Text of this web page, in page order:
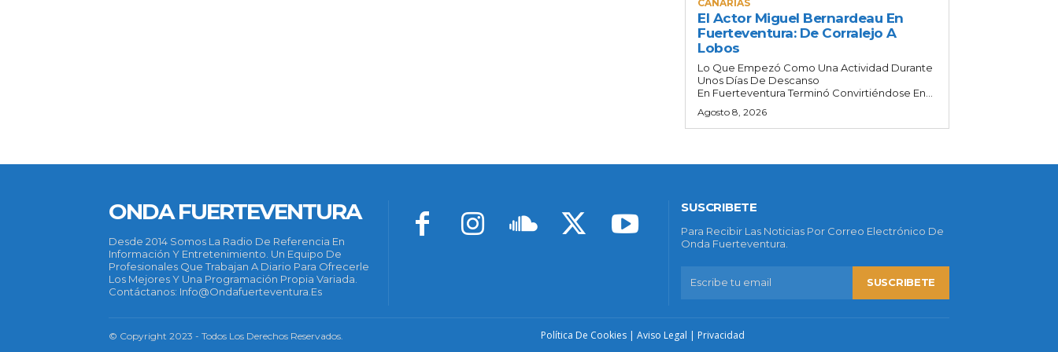
CANARIAS
El Actor Miguel Bernardeau En
Fuerteventura: De Corralejo A
Lobos
Lo Que Empezó Como Una Actividad Durante
Unos Días De Descanso
En Fuerteventura Terminó Convirtiéndose En...
Agosto 8, 2026
ONDA FUERTEVENTURA
Desde 2014 Somos La Radio De Referencia En
Información Y Entretenimiento. Un Equipo De
Profesionales Que Trabajan A Diario Para Ofrecerle
Los Mejores Y Una Programación Propia Variada.
Contáctanos: Info@ondafuerteventura.es
SUSCRIBETE
Para Recibir Las Noticias Por Correo Electrónico De
Onda Fuerteventura.
SUSCRIBETE
© Copyright 2023 - Todos Los Derechos Reservados. Política De Cookies | Aviso Legal | Privacidad